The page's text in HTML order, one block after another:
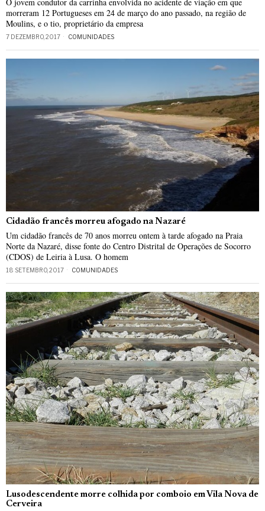
O jovem condutor da carrinha envolvida no acidente de viação em que
morreram 12 Portugueses em 24 de março do ano passado, na região de
Moulins, e o tio, proprietário da empresa
7 DEZEMBRO, 2017 COMUNIDADES
Cidadão francês morreu afogado na Nazaré
Um cidadão francês de 70 anos morreu ontem à tarde afogado na Praia
Norte da Nazaré, disse fonte do Centro Distrital de Operações de Socorro
(CDOS) de Leiria à Lusa. O homem
18 SETEMBRO, 2017 COMUNIDADES
Lusodescendente morre colhida por comboio em Vila Nova de
Cerveira